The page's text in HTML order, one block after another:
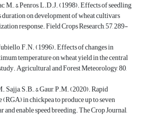
M., & Penros, L.D.J. (1998). Effects of seedling
on development of wheat cultivars
response. Field Crops Research, 57, 289-
F.N. (1996). Effects of changes in
temperature on wheat yield in the central
Agricultural and Forest Meteorology, 80,
Sajja, S.B., & Gaur, P.M. (2020). Rapid
in chickpea to produce up to seven
and enable speed breeding. The Crop Journal,